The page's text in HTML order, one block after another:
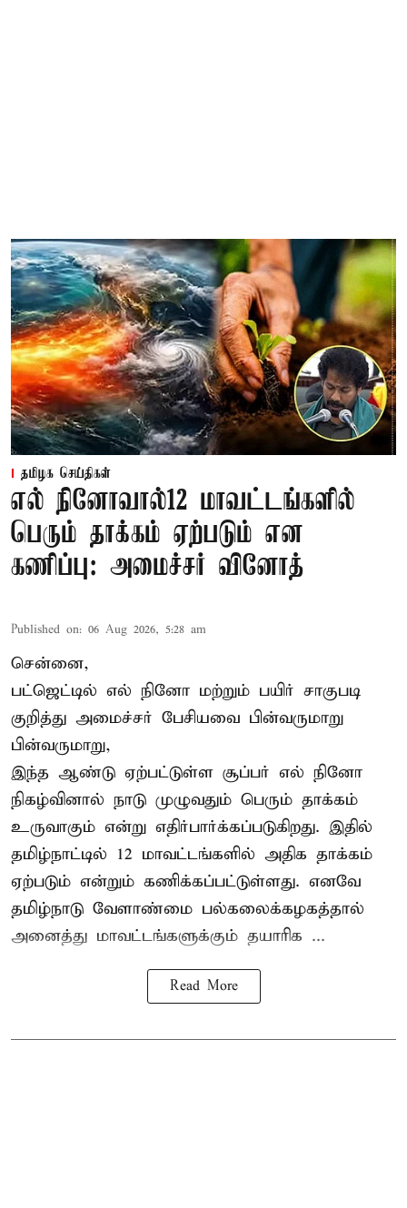
தமிழக செய்திகள்
எல் நினோவால்12 மாவட்டங்களில்
பெரும் தாக்கம் ஏற்படும் என
கணிப்பு: அமைச்சர் வினோத்
Published on: 06 Aug 2026, 5:28 am
சென்னை,
பட்ஜெட்டில் எல் நினோ மற்றும் பயிர் சாகுபடி
குறித்து அமைச்சர் பேசியவை பின்வருமாறு
பின்வருமாறு,
இந்த ஆண்டு ஏற்பட்டுள்ள சூப்பர் எல் நினோ
நிகழ்வினால் நாடு முழுவதும் பெரும் தாக்கம்
உருவாகும் என்று எதிர்பார்க்கப்படுகிறது. இதில்
தமிழ்நாட்டில் 12 மாவட்டங்களில் அதிக தாக்கம்
ஏற்படும் என்றும் கணிக்கப்பட்டுள்ளது. எனவே
தமிழ்நாடு வேளாண்மை பல்கலைக்கழகத்தால்
அனைத்து மாவட்டங்களுக்கும் தயாரிக ...
Read More